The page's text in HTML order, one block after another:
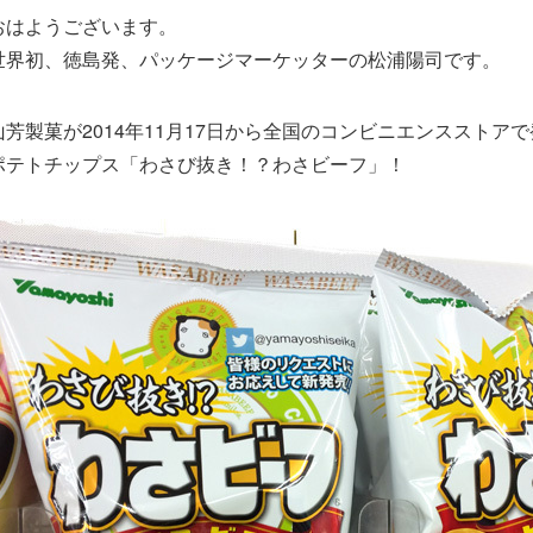
ようございます。
界初、徳島発、パッケージマーケッターの松浦陽司です。
芳製菓が2014年11月17日から全国のコンビニエンスストア
テトチップス「わさび抜き！？わさビーフ」！